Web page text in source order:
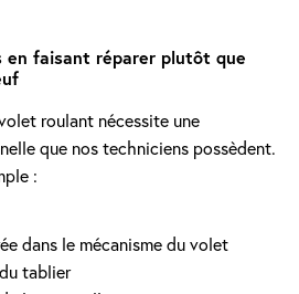
en faisant réparer plutôt que
roulant nécessite une
que nos techniciens possèdent.
:
dans le mécanisme du volet
tablier